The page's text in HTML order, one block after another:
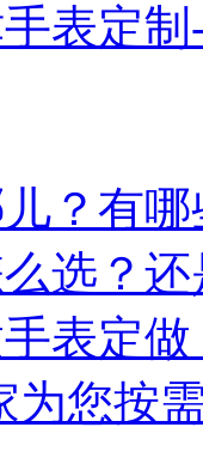
表定
？有
么选？
表定
为您按